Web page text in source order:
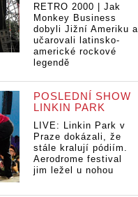
RETRO 2000 | Jak
Monkey Business
dobyli Jižní Ameriku a
učarovali latinsko-
americké rockové
legendě
POSLEDNÍ SHOW
LINKIN PARK
LIVE: Linkin Park v
Praze dokázali, že
stále kralují pódiím.
Aerodrome festival
jim ležel u nohou